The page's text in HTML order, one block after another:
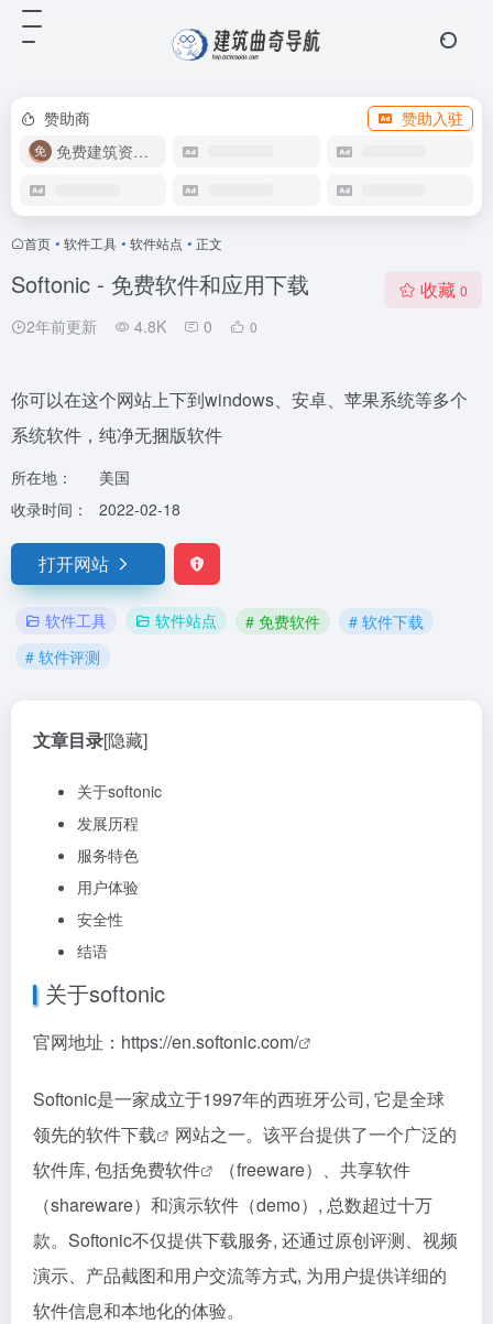
赞助商
赞助入驻
免费建筑资源库
首页 • 软件工具 • 软件站点 • 正文
Softonic - 免费软件和应用下载
2年前更新 4.8K 0 0
收藏 0
你可以在这个网站上下到windows、安卓、苹果系统等多个
系统软件，纯净无捆版软件
所在地：
美国
收录时间：
2022-02-18
打开网站
软件工具 软件站点 # 免费软件
# 软件下载
# 软件评测
文章目录[隐藏]
关于softonic
发展历程
服务特色
用户体验
安全性
结语
关于softonic
官网地址： https://en.softonic.com/
Softonic是一家成立于1997年的西班牙公司, 它是全球
领先的软件下载
网站之一。该平台提供了一个广泛的
软件库, 包括免费软件
（freeware）、共享软件
（shareware）和演示软件（demo）, 总数超过十万
款。Softonic不仅提供下载服务, 还通过原创评测、视频
演示、产品截图和用户交流等方式, 为用户提供详细的
软件信息和本地化的体验。